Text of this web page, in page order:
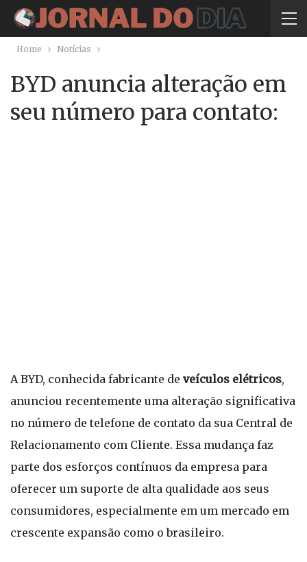
Home Notícias
BYD anuncia alteração em
seu número para contato:
A BYD, conhecida fabricante de veículos elétricos,
anunciou recentemente uma alteração significativa
no número de telefone de contato da sua Central de
Relacionamento com Cliente. Essa mudança faz
parte dos esforços contínuos da empresa para
oferecer um suporte de alta qualidade aos seus
consumidores, especialmente em um mercado em
crescente expansão como o brasileiro.